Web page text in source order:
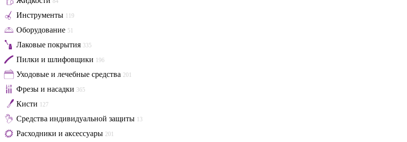
Инструменты 119
Оборудование 51
Лаковые покрытия 335
Пилки и шлифовщики 196
Уходовые и лечебные средства 201
Фрезы и насадки 365
Кисти 127
Средства индивидуальной защиты 13
Расходники и аксессуары 201